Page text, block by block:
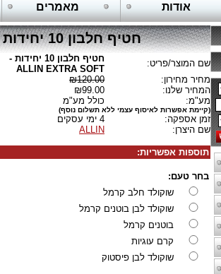
אודות מאמרים
חטיף חלבון 10 יחידות - ALLIN EXTRA SOFT
שם המוצר/פריט:
חטיף חלבון 10 יחידות -
ALLIN EXTRA SOFT
מחיר מחירון:
₪120.00
המחיר שלנו:
₪99.00
מע"מ:
כולל מע"מ
(קיימת אפשרות לאיסוף עצמי ללא תשלום נוסף)
זמן אספקה:
4 ימי עסקים
שם היצרן:
ALLIN
תוספות אפשריות:
בחר טעם:
שוקולד חלב קרמל
שוקולד לבן בוטנים קרמל
בוטנים קרמל
קרם עוגיות
שוקולד לבן פיסטוק